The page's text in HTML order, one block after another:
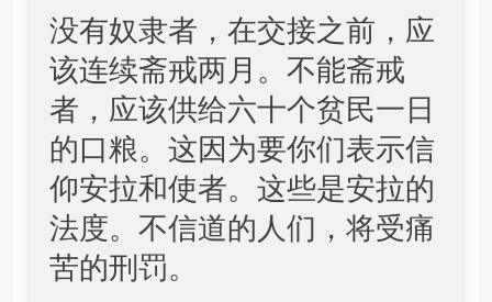
没有奴隶者，在交接之前，应
该连续斋戒两月。不能斋戒
者，应该供给六十个贫民一日
的口粮。这因为要你们表示信
仰安拉和使者。这些是安拉的
法度。不信道的人们，将受痛
苦的刑罚。